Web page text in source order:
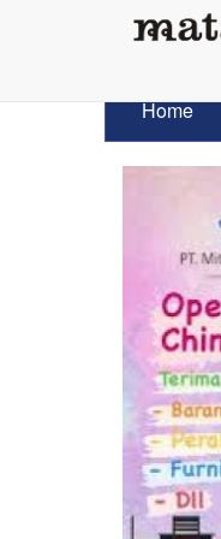
Home